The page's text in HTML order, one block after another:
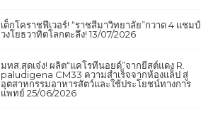
เด็กโคราชฟีเวอร์! “ราชสีมาวิทยาลัย”กวาด 4 แชมป์
วงโยธวาทิตโลกตะลึง! 13/07/2026
มทส.สุดเจ๋ง! ผลิต“แคโรทีนอยด์”จากยีสต์แดง R.
paludigena CM33 ความสำเร็จจากห้องแล็ป สู่
อุตสาหกรรมอาหารสัตว์และใช้ประโยชน์ทางการ
แพทย์ 25/06/2026